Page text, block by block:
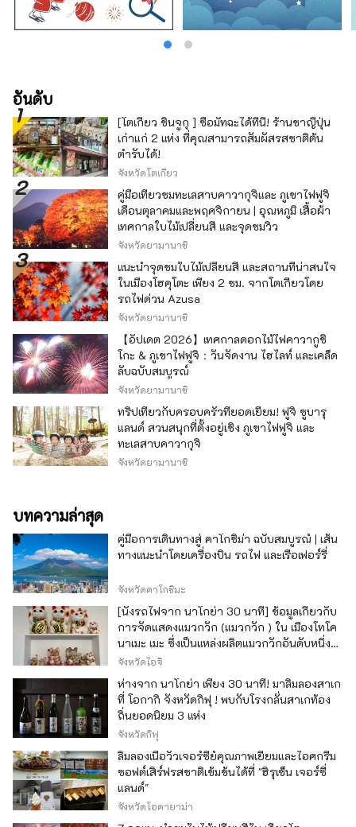
อันดับ
[โตเกียว ชินจูกุ ] ซื้อมัทฉะได้ที่นี่! ร้านชาญี่ปุ่น
เก่าแก่ 2 แห่ง ที่คุณสามารถสัมผัสรสชาติต้น
ตำรับได้!
จังหวัดโตเกียว
คู่มือเที่ยวชมทะเลสาบคาวากุจิและ ภูเขาไฟฟูจิ
เดือนตุลาคมและพฤศจิกายน | อุณหภูมิ เสื้อผ้า
เทศกาลใบไม้เปลี่ยนสี และจุดชมวิว
จังหวัดยามานาชิ
แนะนำจุดชมใบไม้เปลี่ยนสี และสถานที่น่าสนใจ
ในเมืองโฮคุโตะ เพียง 2 ชม. จากโตเกียวโดย
รถไฟด่วน Azusa
จังหวัดยามานาชิ
【อัปเดต 2026】เทศกาลดอกไม้ไฟคาวากูชิ
โกะ & ภูเขาไฟฟูจิ：วันจัดงาน ไฮไลท์ และเคล็ด
ลับฉบับสมบูรณ์
จังหวัดยามานาชิ
ทริปเที่ยวกับครอบครัวที่ยอดเยี่ยม! ฟูจิ ซูบารุ
แลนด์ สวนสนุกที่ตั้งอยู่เชิง ภูเขาไฟฟูจิ และ
ทะเลสาบคาวากุจิ
จังหวัดยามานาชิ
บทความล่าสุด
คู่มือการเดินทางสู่ คาโกชิม่า ฉบับสมบูรณ์ | เส้น
ทางแนะนำโดยเครื่องบิน รถไฟ และเรือเฟอร์รี่
จังหวัดคาโกชิมะ
[นั่งรถไฟจาก นาโกย่า 30 นาที] ข้อมูลเกี่ยวกับ
การจัดแสดงแมวกวัก (แมวกวัก ) ใน เมืองโทโค
นาเมะ เมะ ซึ่งเป็นแหล่งผลิตแมวกวักอันดับหนึ่ง
ของญี่ปุ่น
จังหวัดไอจิ
ห่างจาก นาโกย่า เพียง 30 นาที! มาลิ้มลองสาเก
ที่ โอกากิ จังหวัดกิฟุ ! พบกับโรงกลั่นสาเกท้อง
ถิ่นยอดนิยม 3 แห่ง
จังหวัดกิฟุ
ลิ้มลองเนื้อวัวเจอร์ซีย์คุณภาพเยี่ยมและไอศกรีม
ซอฟต์เสิร์ฟรสชาติเข้มข้นได้ที่ "ฮิรุเซ็น เจอร์ซี่
แลนด์"
จังหวัดโอคายาม่า